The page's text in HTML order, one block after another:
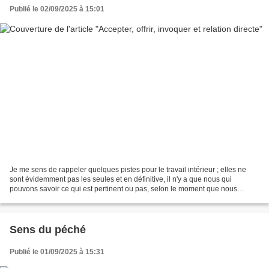
Publié le 02/09/2025 à 15:01
Je me sens de rappeler quelques pistes pour le travail intérieur ; elles ne
sont évidemment pas les seules et en définitive, il n'y a que nous qui
pouvons savoir ce qui est pertinent ou pas, selon le moment que nous
Sens du péché
Publié le 01/09/2025 à 15:31